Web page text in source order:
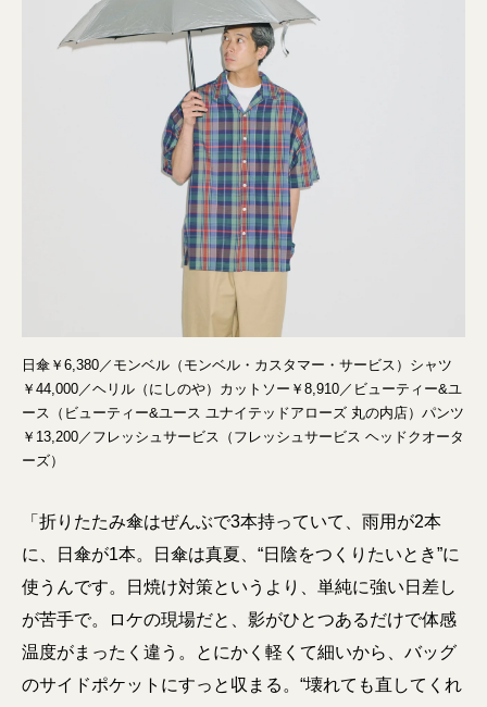
日傘￥6,380／モンベル（モンベル・カスタマー・サービス）シャツ
￥44,000／ヘリル（にしのや）カットソー￥8,910／ビューティー&ユ
ース（ビューティー&ユース ユナイテッドアローズ 丸の内店）パンツ
￥13,200／フレッシュサービス（フレッシュサービス ヘッドクオータ
ーズ）
「折りたたみ傘はぜんぶで3本持っていて、雨用が2本
に、日傘が1本。日傘は真夏、“日陰をつくりたいとき”に
使うんです。日焼け対策というより、単純に強い日差し
が苦手で。ロケの現場だと、影がひとつあるだけで体感
温度がまったく違う。とにかく軽くて細いから、バッグ
のサイドポケットにすっと収まる。“壊れても直してくれ